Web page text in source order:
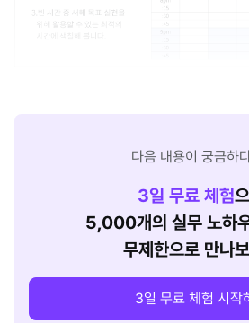
다음 내용이 궁금하
3일 무료 체험
5,000개의 실무 노하
무제한으로 만나
3일 무료 체험 시작